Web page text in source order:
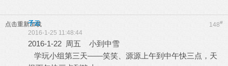
点击重新加载 148#
子云
2016-1-25 11:48:44
2016-1-22 周五 小到中雪
学玩小组第三天——笑笑、源源上午到中午快三点，天